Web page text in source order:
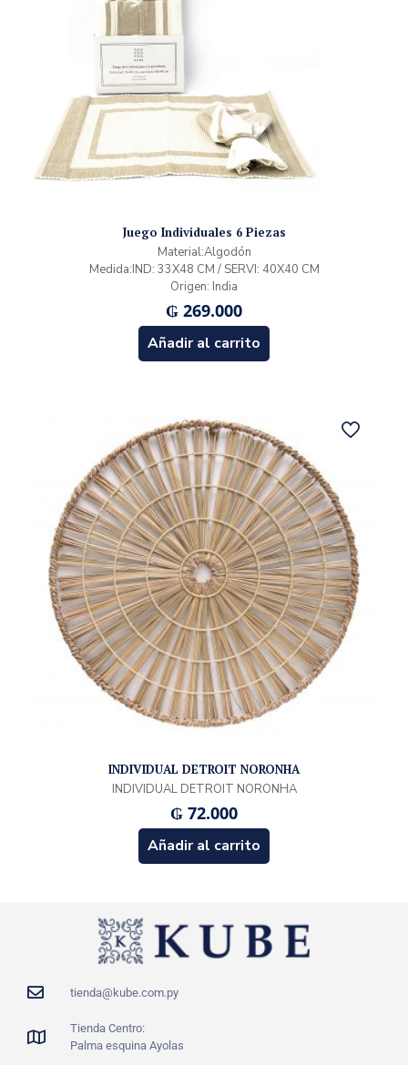
Juego Individuales 6 Piezas
Material:Algodón
Medida:IND: 33X48 CM / SERVI: 40X40 CM
Origen: India
₲ 269.000
Añadir al carrito
INDIVIDUAL DETROIT NORONHA
INDIVIDUAL DETROIT NORONHA
₲ 72.000
Añadir al carrito
tienda@kube.com.py
Tienda Centro:
Palma esquina Ayolas